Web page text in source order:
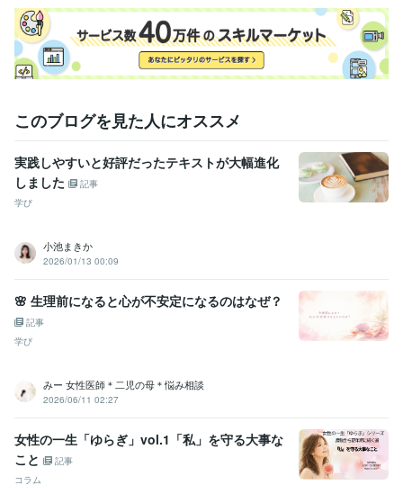
普通自動車運転免許
中学校教諭第一種免許状外国語科（英語）
高等学校教諭第一種免許状外国語科（英語） 取得年 : 2005年
日商簿記検定3級 取得年 : 2003年
秘書検定3級 取得年 : 2003年
ヒプノセラピスト 取得年 : 2021年
得意分野
占い ヒプノセラピー（催眠療法） 遠隔レイキヒーリング リラック
スヒプノ 願望実現ヒプノ 前世療法ヒプノ
ヒプノセラピー
願望実現
食物アレルギー相談
ビジネスコンサル
月経のお悩み
経血コントロール 夫婦 人間関係 仕事
このブログを見た人にオススメ
実践しやすいと好評だったテキストが大幅進化
しました
記事
学び
小池まきか
2026/01/13 00:09
🌸 生理前になると心が不安定になるのはなぜ？
記事
学び
みー 女性医師＊二児の母＊悩み相談
2026/06/11 02:27
女性の一生「ゆらぎ」vol.1「私」を守る大事な
こと
記事
コラム